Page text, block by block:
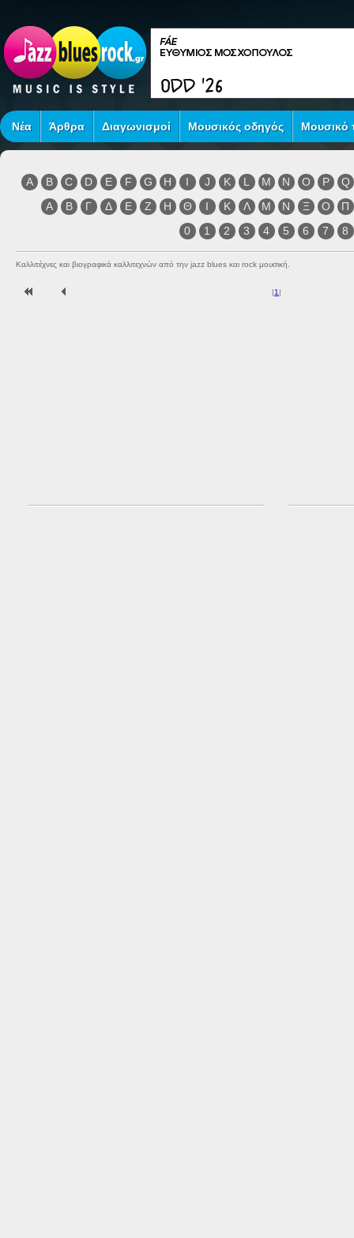
Νέα Άρθρα Διαγωνισμοί Μουσικός οδηγός Μουσικό
A B C D E F G H I J K L M N O P
Q
Α
Β Γ Δ Ε Ζ Η Θ Ι Κ Λ Μ Ν Ξ Ο
Π
0
1 2 3 4 5 6 7 8
Καλλιτέχνες και βιογραφικά καλλιτεχνών από την jazz blues και rock μουσική.
|1 |